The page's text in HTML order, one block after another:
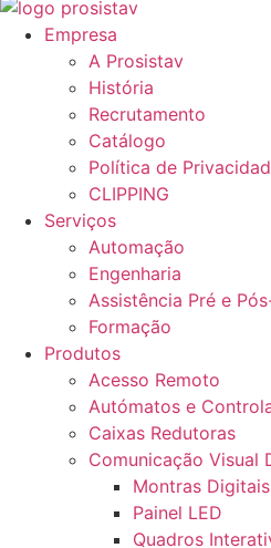
Empresa
A Prosistav
História
Recrutamento
Catálogo
Política de
CLIPPING
Serviços
Automação
Engenharia
Assistência Pré e
Formação
Produtos
Acesso Remoto
Autómatos e
Caixas Redutoras
Comunicação Visual
Montras Digitais
Painel LED
Quadros